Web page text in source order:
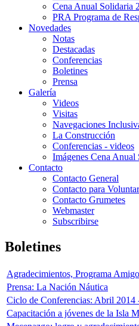
Cena Anual Solidaria
PRA Programa de
Novedades
Notas
Destacadas
Conferencias
Boletines
Prensa
Galería
Videos
Visitas
Navegaciones
La Construcción
Conferencias - videos
Imágenes Cena
Contacto
Contacto General
Contacto para
Contacto Grumetes
Webmaster
Subscribirse
Boletines
Agradecimientos, Programa
Prensa: La Nación Náutica
Ciclo de Conferencias: Abril 2014
Capacitación a jóvenes de la Isla